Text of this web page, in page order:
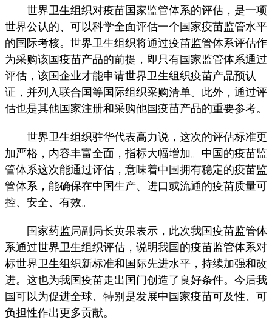
世界卫生组织对疫苗国家监管体系的评估，是一项
世界公认的、可以科学全面评估一个国家疫苗监管水平
的国际考核。世界卫生组织将通过疫苗监管体系评估作
为采购该国疫苗产品的前提，即只有国家监管体系通过
评估，该国企业才能申请世界卫生组织疫苗产品预认
证，并列入联合国等国际组织采购清单。此外，通过评
估也是其他国家注册和采购他国疫苗产品的重要参考。
世界卫生组织驻华代表高力说，这次的评估标准更
加严格，内容丰富全面，指标大幅增加。中国的疫苗监
管体系这次能通过评估，意味着中国拥有稳定的疫苗监
管体系，能确保在中国生产、进口或流通的疫苗质量可
控、安全、有效。
国家药监局副局长黄果表示，此次我国疫苗监管体
系通过世界卫生组织评估，说明我国的疫苗监管体系对
标世界卫生组织新标准和国际先进水平，持续加强和改
进。这也为我国疫苗走出国门创造了良好条件。今后我
国可以为促进全球、特别是发展中国家疫苗可及性、可
负担性作出更多贡献。